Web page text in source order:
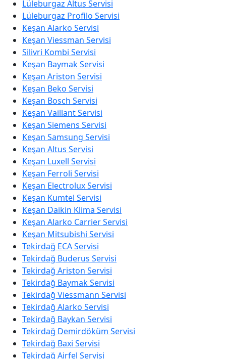
Lüleburgaz Altus Servisi
Lüleburgaz Profilo Servisi
Keşan Alarko Servisi
Keşan Viessman Servisi
Silivri Kombi Servisi
Keşan Baymak Servisi
Keşan Ariston Servisi
Keşan Beko Servisi
Keşan Bosch Servisi
Keşan Vaillant Servisi
Keşan Siemens Servisi
Keşan Samsung Servisi
Keşan Altus Servisi
Keşan Luxell Servisi
Keşan Ferroli Servisi
Keşan Electrolux Servisi
Keşan Kumtel Servisi
Keşan Daikin Klima Servisi
Keşan Alarko Carrier Servisi
Keşan Mitsubishi Servisi
Tekirdağ ECA Servisi
Tekirdağ Buderus Servisi
Tekirdağ Ariston Servisi
Tekirdağ Baymak Servisi
Tekirdağ Viessmann Servisi
Tekirdağ Alarko Servisi
Tekirdağ Baykan Servisi
Tekirdağ Demirdöküm Servisi
Tekirdağ Baxi Servisi
Tekirdağ Airfel Servisi